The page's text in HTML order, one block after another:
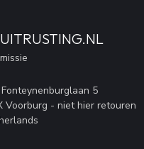
5
Voorburg - niet hier retouren